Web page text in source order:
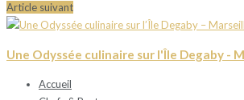
Article suivant
Une Odyssée culinaire sur l'Île Degaby -
Accueil